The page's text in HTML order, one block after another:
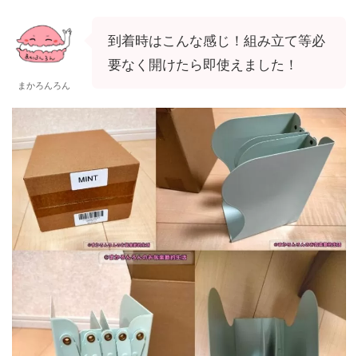
まかろんろん
到着時はこんな感じ！組み立て等必
要なく開けたら即使えました！